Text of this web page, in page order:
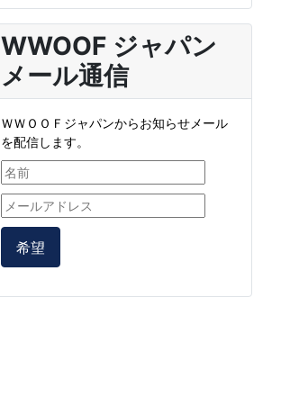
WWOOF ジャパン
メール通信
ＷＷＯＯＦジャパンからお知らせメール
を配信します。
希望